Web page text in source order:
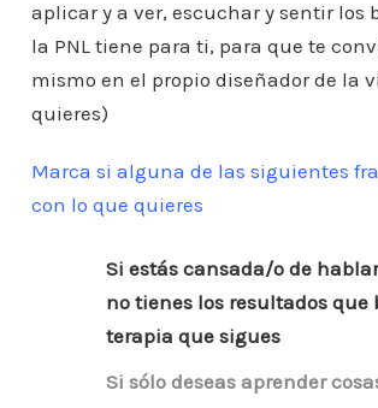
aplicar y a ver, escuchar y sentir los
la PNL tiene para ti, para que te
mismo en el propio diseñador de la
quieres)
Marca si alguna de las siguientes
con lo que quieres
Si estás cansada/o de
no tienes los resultados que
terapia que sigues
Si sólo deseas aprender